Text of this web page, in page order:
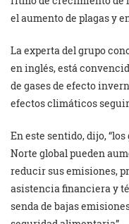
el aumento de plagas y
La experta del grupo
en inglés, está
de gases de efecto
efectos climáticos
En este sentido, dijo,
Norte global pueden
reducir sus emisiones,
asistencia financiera y
senda de bajas